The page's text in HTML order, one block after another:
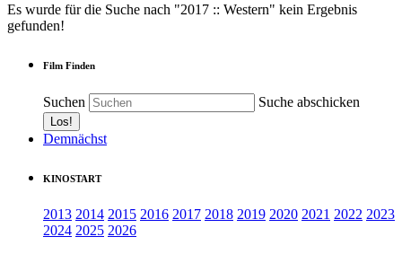
Es wurde für die Suche nach "2017 :: Western" kein Ergebnis
gefunden!
Film Finden
Suchen Suche abschicken
Demnächst
KINOSTART
2013 2014 2015 2016 2017 2018 2019 2020 2021 2022 2023
2024 2025 2026